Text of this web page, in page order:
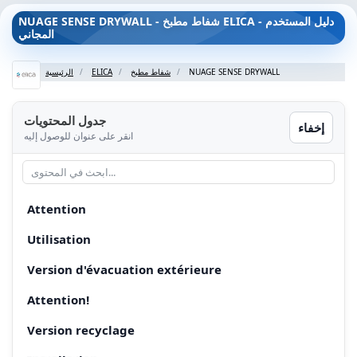
NUAGE SENSE DRYWALL - شفاط مطبخ ELICA - دليل المستخدم
المجاني
الرئيسية ELICA شفاط مطبخ NUAGE SENSE DRYWALL
جدول المحتويات
انقر على عنوان للوصول إليه
إخفاء
Attention
Utilisation
Version d'évacuation extérieure
Attention!
Version recyclage